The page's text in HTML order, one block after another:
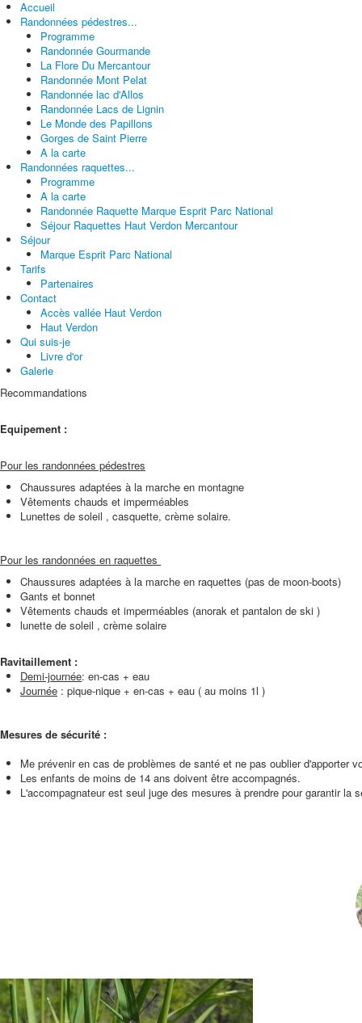
Accueil
Randonnées pédestres...
Programme
Randonnée Gourmande
La Flore Du Mercantour
Randonnée Mont Pelat
Randonnée lac d'Allos
Randonnée Lacs de Lignin
Le Monde des Papillons
Gorges de Saint Pierre
A la carte
Randonnées raquettes...
Programme
A la carte
Randonnée Raquette Marque Esprit Parc National
Séjour Raquettes Haut Verdon Mercantour
Séjour
Marque Esprit Parc National
Tarifs
Partenaires
Contact
Accès vallée Haut Verdon
Haut Verdon
Qui suis-je
Livre d'or
Galerie
Recommandations
Equipement :
Pour les randonnées pédestres
Chaussures adaptées à la marche en montagne
Vêtements chauds et imperméables
Lunettes de soleil , casquette, crème solaire.
Pour les randonnées en raquettes
Chaussures adaptées à la marche en raquettes (pas de moon-boots)
Gants et bonnet
Vêtements chauds et imperméables (anorak et pantalon de ski )
lunette de soleil , crème solaire
Ravitaillement :
Demi-journée: en-cas + eau
Journée : pique-nique + en-cas + eau ( au moins 1l )
Mesures de sécurité :
Me prévenir en cas de problèmes de santé et ne pas oublier d'apporter
Les enfants de moins de 14 ans doivent être accompagnés.
L'accompagnateur est seul juge des mesures à prendre pour garantir